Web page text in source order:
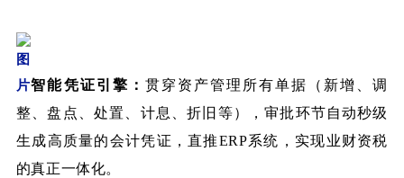
智能凭证引擎： 贯穿资产管理所有单据（新增、调
整、盘点、处置、计息、折旧等），审批环节自动秒级
生成高质量的会计凭证，直推ERP系统，实现业财资税
的真正一体化。